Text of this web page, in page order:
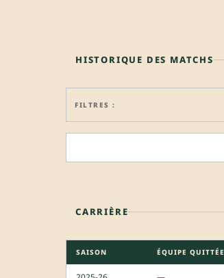
HISTORIQUE DES MATCHS
FILTRES :
CARRIÈRE
SAISON ÉQUIPE QUITTÉE